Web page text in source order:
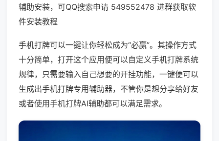
辅助安装，可QQ搜索申请 549552478 进群获取软
件安装教程
手机打牌可以一键让你轻松成为“必赢”。其操作方式
十分简单，打开这个应用便可以自定义手机打牌系统
规律，只需要输入自己想要的开挂功能，一键便可以
生成出手机打牌专用辅助器，不管你是想分享给好友
或者使用手机打牌AI辅助都可以满足需求。